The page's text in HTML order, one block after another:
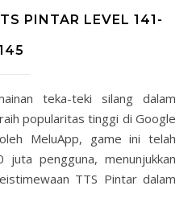
PINTAR LEVEL 141-
popularitas tinggi di Google
MeluApp, game ini telah
pengguna, menunjukkan
TTS Pintar dalam